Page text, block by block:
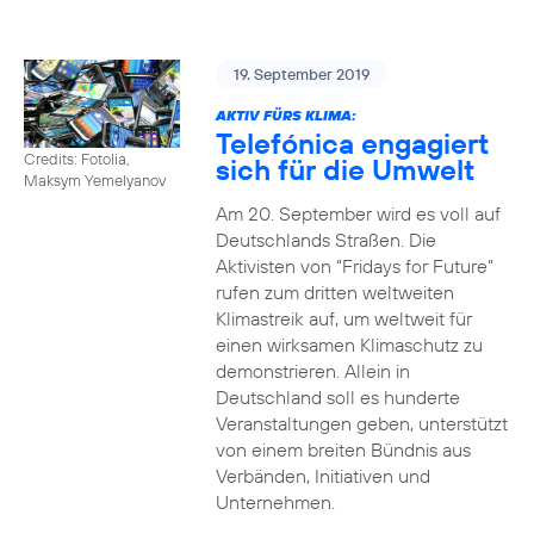
Credits: Fotolia,
Maksym Yemelyanov
19. September 2019
AKTIV FÜRS KLIMA:
Telefónica engagiert
sich für die Umwelt
Am 20. September wird es voll auf
Deutschlands Straßen. Die
Aktivisten von “Fridays for Future”
rufen zum dritten weltweiten
Klimastreik auf, um weltweit für
einen wirksamen Klimaschutz zu
demonstrieren. Allein in
Deutschland soll es hunderte
Veranstaltungen geben, unterstützt
von einem breiten Bündnis aus
Verbänden, Initiativen und
Unternehmen.